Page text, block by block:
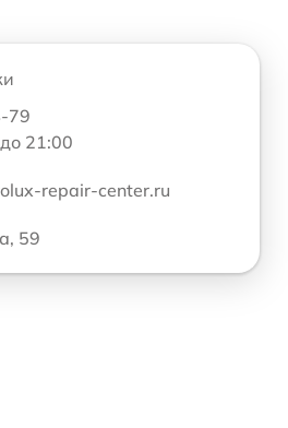
79
21:00
repair-center.ru
59